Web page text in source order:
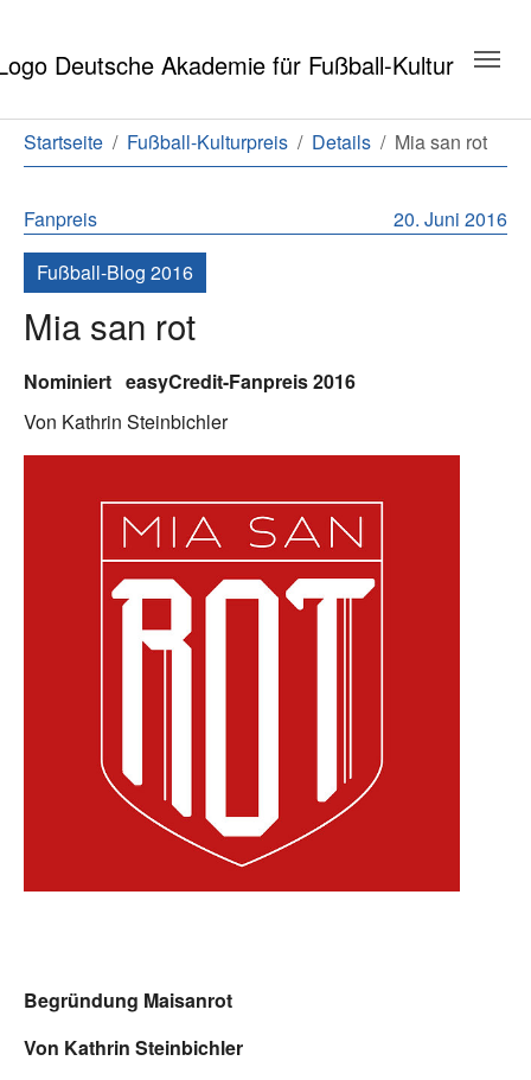
Sie sind hier:
Startseite Fußball-Kulturpreis Details Mia san rot
20. Juni 2016
Fanpreis
Fußball-Blog 2016
Mia san rot
Nominiert easyCredit-Fanpreis 2016
Von Kathrin Steinbichler
Begründung Maisanrot
Von Kathrin Steinbichler